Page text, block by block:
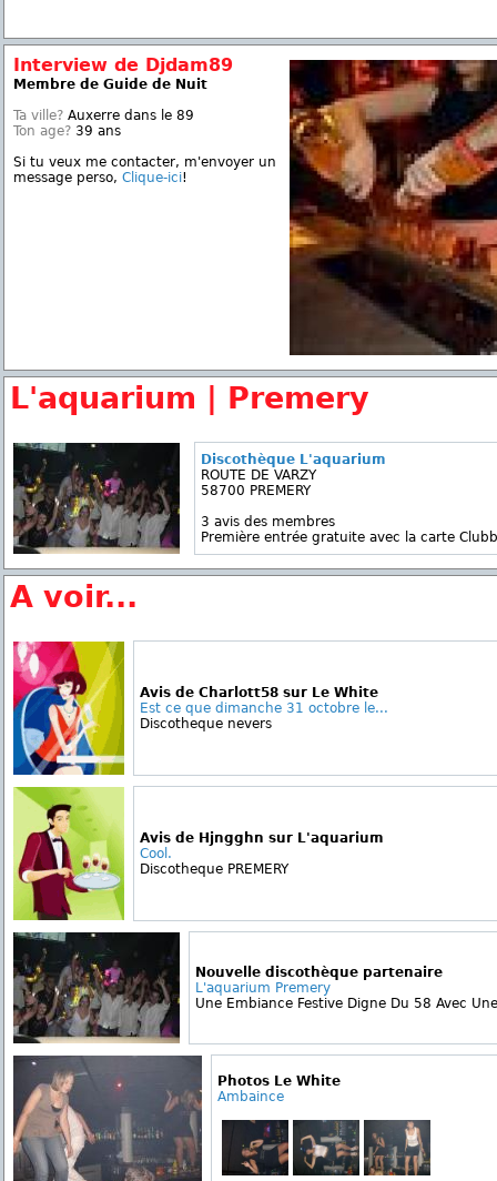
Interview de Djdam89
Membre de Guide de Nuit
Ta ville? Auxerre dans le 89
Ton age? 39 ans
Si tu veux me contacter, m'envoyer un
message perso, Clique-ici!
L'aquarium | Premery
Discothèque L'aquarium
ROUTE DE VARZY
58700 PREMERY
3 avis des membres
Première entrée gratuite avec la carte
A voir...
Avis de Charlott58 sur Le White
Est ce que dimanche 31 octobre le...
Discotheque nevers
Avis de Hjngghn sur L'aquarium
Cool.
Discotheque PREMERY
Nouvelle discothèque partenaire
L'aquarium Premery
Une Embiance Festive Digne Du 58 Avec
Photos Le White
Ambaince